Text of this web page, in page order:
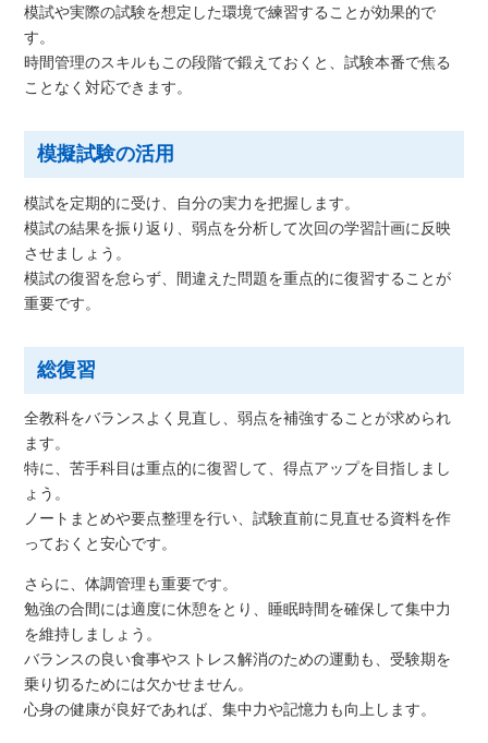
模試や実際の試験を想定した環境で練習することが効果的で
す。
時間管理のスキルもこの段階で鍛えておくと、試験本番で焦る
ことなく対応できます。
模擬試験の活用
模試を定期的に受け、自分の実力を把握します。
模試の結果を振り返り、弱点を分析して次回の学習計画に反映
させましょう。
模試の復習を怠らず、間違えた問題を重点的に復習することが
重要です。
総復習
全教科をバランスよく見直し、弱点を補強することが求められ
ます。
特に、苦手科目は重点的に復習して、得点アップを目指しまし
ょう。
ノートまとめや要点整理を行い、試験直前に見直せる資料を作
っておくと安心です。
さらに、体調管理も重要です。
勉強の合間には適度に休憩をとり、睡眠時間を確保して集中力
を維持しましょう。
バランスの良い食事やストレス解消のための運動も、受験期を
乗り切るためには欠かせません。
心身の健康が良好であれば、集中力や記憶力も向上します。